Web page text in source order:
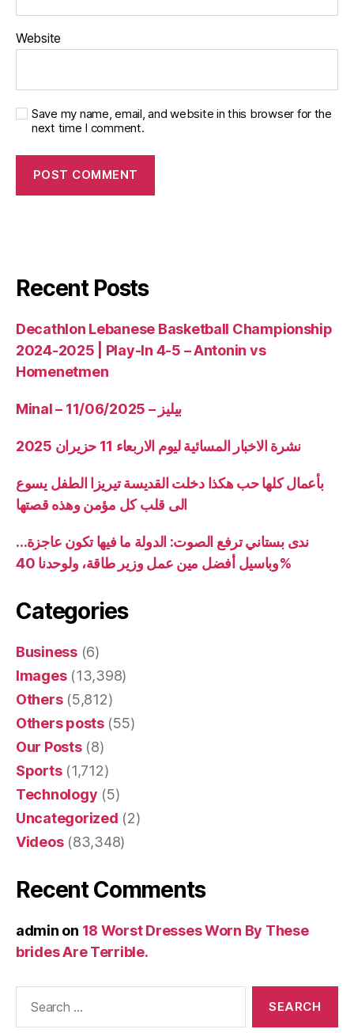
Website
Save my name, email, and website in this browser for the
next time I comment.
Recent Posts
Decathlon Lebanese Basketball Championship
2024-2025 | Play-In 4-5 – Antonin vs
Homenetmen
Minal – 11/06/2025 – بيليز
نشرة الاخبار المسائية ليوم الاربعاء 11 حزيران 2025
بأعمال كلها حب هكذا دخلت القديسة تيريزا الطفل يسوع
الى قلب كل مؤمن وهذه قصتها
ندى بستاني ترفع الصوت: الدولة ما فيها تكون عاجزة…
وباسيل أفضل مين عمل وزير طاقة، ولوحدنا 40%
Categories
Business(6)
Images(13,398)
Others(5,812)
Others posts(55)
Our Posts(8)
Sports(1,712)
Technology (5)
Uncategorized (2)
Videos(83,348)
Recent Comments
admin on 18 Worst Dresses Worn By These
brides Are Terrible.